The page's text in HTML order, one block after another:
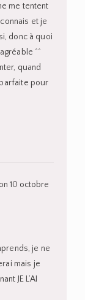
me tentent
et je
donc à quoi
^^
quand
pour
on 10 octobre
je ne
mais je
JE L’AI